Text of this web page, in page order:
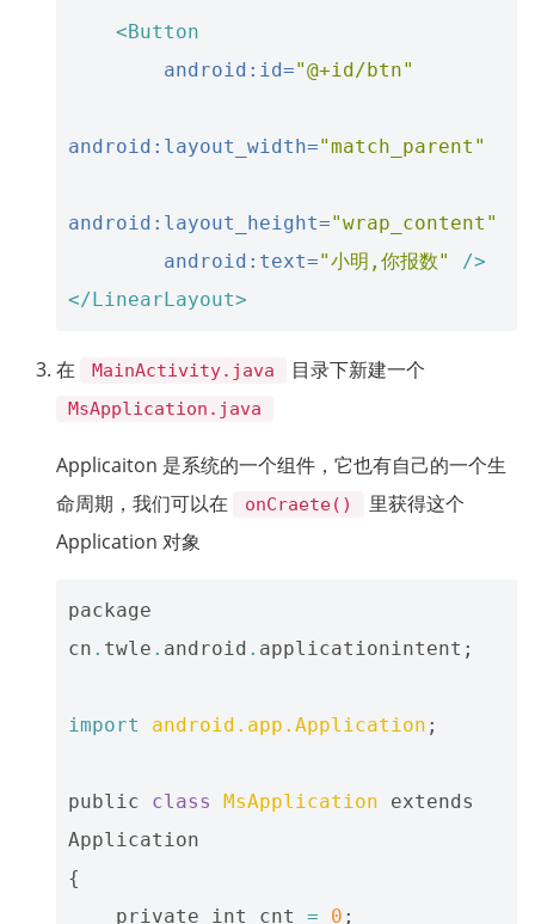
<Button
android:id="@+id/btn"
android:layout_width="match_parent"
android:layout_height="wrap_content"
android:text="小明,你报数"
/>
</LinearLayout>
在 MainActivity.java 目录下新建一个
MsApplication.java
Applicaiton 是系统的一个组件，它也有自己的一个生
命周期，我们可以在
onCraete()
里获得这个
Application 对象
package
cn . twle . android . applicationintent ;
import android.app.Application ;
public class MsApplication
extends
Application
{
private
int cnt = 0 ;